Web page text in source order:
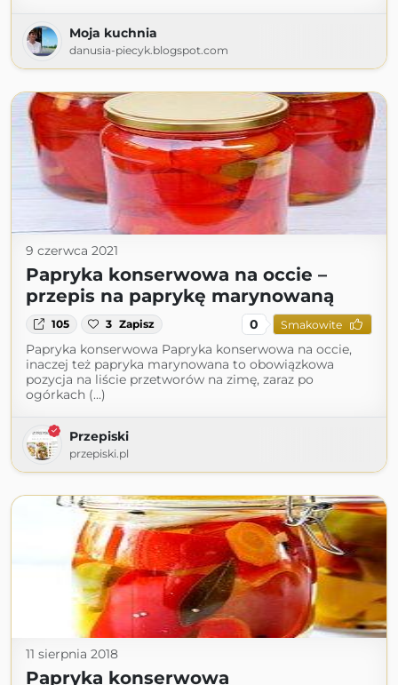
Moja kuchnia
danusia-piecyk.blogspot.com
9 czerwca 2021
Papryka konserwowa na occie –
przepis na paprykę marynowaną
105 3 Zapisz 0 Smakowite
Papryka konserwowa Papryka konserwowa na occie,
inaczej też papryka marynowana to obowiązkowa
pozycja na liście przetworów na zimę, zaraz po
ogórkach (...)
Przepiski
przepiski.pl
11 sierpnia 2018
Papryka konserwowa